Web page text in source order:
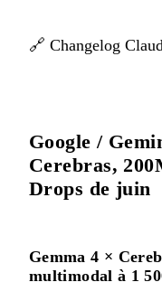
🔗 Changelog
Google /
Cerebras,
Drops de juin
Gemma 4 ×
multimodal à 1